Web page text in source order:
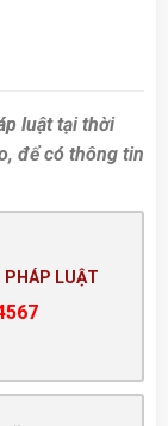
luật tại thời
để có thông tin
PHÁP LUẬT